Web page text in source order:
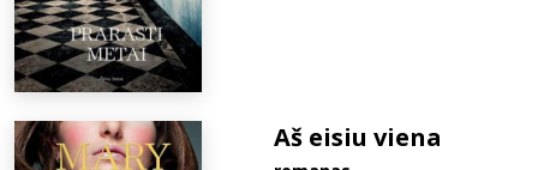
Aš eisiu viena